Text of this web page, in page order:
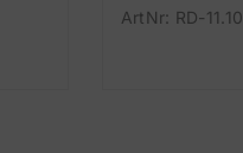
ArtNr: RD-